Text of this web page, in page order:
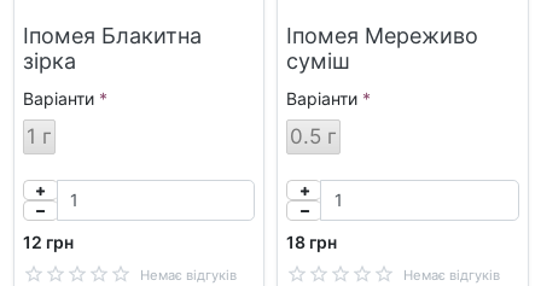
Іпомея Блакитна
зірка
Варіанти
1 г
12 грн
Немає відгуків
Іпомея Мереживо
суміш
Варіанти
0.5 г
18 грн
Немає відгуків